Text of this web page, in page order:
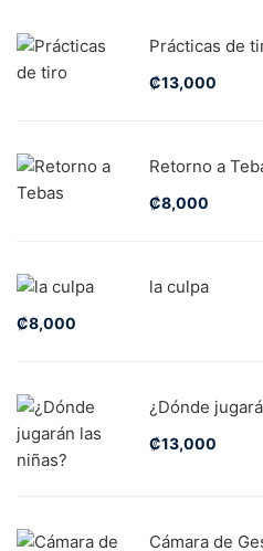
Prácticas de
₡13,000
Retorno a
₡8,000
la culpa
₡8,000
¿Dónde
₡13,000
Cámara de